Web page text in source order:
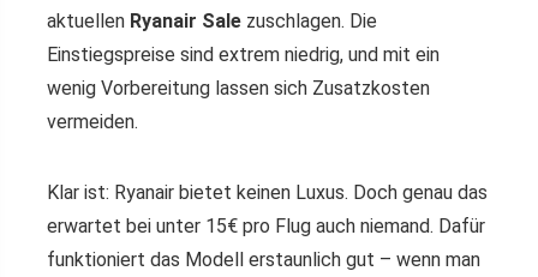
aktuellen Ryanair Sale zuschlagen. Die
Einstiegspreise sind extrem niedrig, und mit ein
wenig Vorbereitung lassen sich Zusatzkosten
vermeiden.
Klar ist: Ryanair bietet keinen Luxus. Doch genau das
erwartet bei unter 15€ pro Flug auch niemand. Dafür
funktioniert das Modell erstaunlich gut – wenn man